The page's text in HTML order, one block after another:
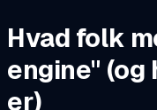
Hvad folk
engine" (og
er)